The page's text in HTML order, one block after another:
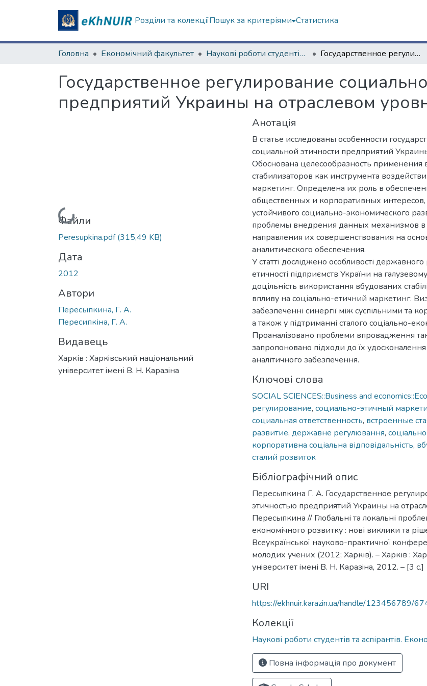
Розділи та колекціїПошук за критеріями Статистика
Головна Економічний факультет Наукові роботи студентів та аспірантів. Економічний факультет Государственное регулирование социальной этичностью предприятий Украины на отраслевом уровне
Государственное регулирование
предприятий Украины на отраслевом
Вантажиться...
Файли
Peresupkina.pdf(315,49 KB)
Дата
2012
Автори
Пересыпкина, Г. А.
Пересипкіна, Г. А.
Видавець
Харків : Харкiвський нацiональний
унiверситет iмені В. Н. Каразiна
Анотація
В статье исследованы особенности
социальной этичности предприятий
Обоснована целесообразность применения
стабилизаторов как инструмента
маркетинг. Определена их роль в
общественных и корпоративных
устойчивого социально-экономического
проблемы внедрения данных механизмов
направления их совершенствования на
аналитического обеспечения.
У статті досліджено особливості
етичності підприємств України на
доцільність використання вбудованих
впливу на соціально-етичний маркетинг.
забезпеченні синергії між суспільними та
а також у підтриманні сталого соціально-
Проаналізовано проблеми впровадження
запропоновано підходи до їх
аналітичного забезпечення.
Ключові слова
SOCIAL SCIENCES::Business and
регулирование, социально-этичный
социальная ответственность, встроенные
развитие, державне регулювання,
корпоративна соціальна відповідальність,
сталий розвиток
Бібліографічний опис
Пересыпкина Г. А. Государственное
этичностью предприятий Украины на
Пересыпкина // Глобальні та локальні
економічного розвитку : нові виклики та
Всеукраїнської науково-практичної
молодих учених (2012; Харків). – Харків :
унiверситет iмені В. Н. Каразiна, 2012. – [3 c.]
URI
https://ekhnuir.karazin.ua/handle/123456789/
Колекції
Наукові роботи студентів та аспірантів.
Повна інформація про документ